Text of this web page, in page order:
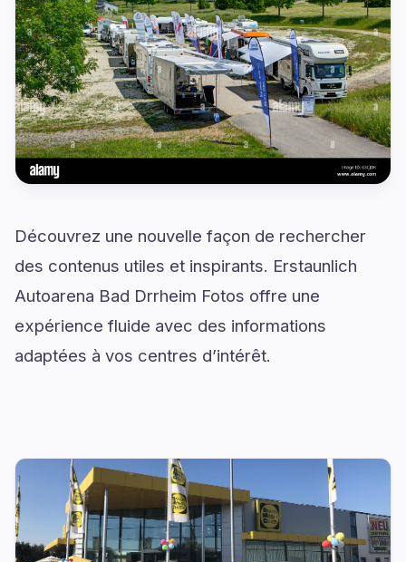
Découvrez une nouvelle façon de rechercher
des contenus utiles et inspirants. Erstaunlich
Autoarena Bad Drrheim Fotos offre une
expérience fluide avec des informations
adaptées à vos centres d’intérêt.